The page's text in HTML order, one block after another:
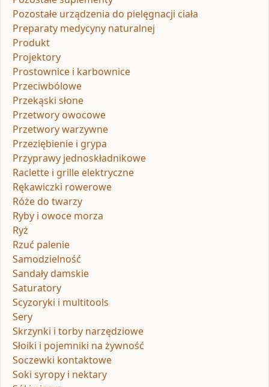
Pozostałe urządzenia do pielęgnacji ciała
Preparaty medycyny naturalnej
Produkt
Projektory
Prostownice i karbownice
Przeciwbólowe
Przekąski słone
Przetwory owocowe
Przetwory warzywne
Przeziębienie i grypa
Przyprawy jednoskładnikowe
Raclette i grille elektryczne
Rękawiczki rowerowe
Róże do twarzy
Ryby i owoce morza
Ryż
Rzuć palenie
Samodzielność
Sandały damskie
Saturatory
Scyzoryki i multitools
Sery
Skrzynki i torby narzędziowe
Słoiki i pojemniki na żywność
Soczewki kontaktowe
Soki syropy i nektary